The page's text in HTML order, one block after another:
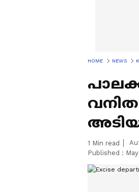
HOME NEWS
1 Min read
Published :